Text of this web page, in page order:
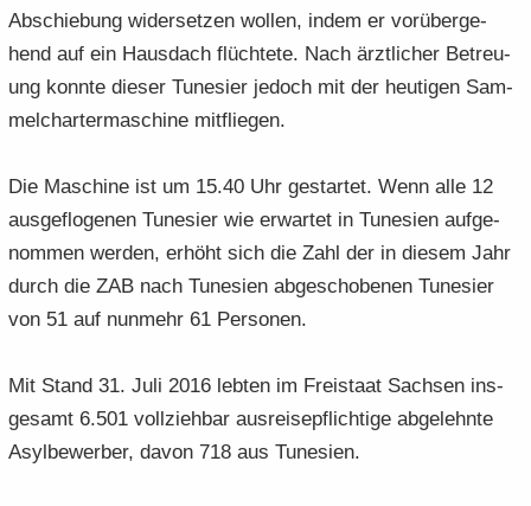
Ab­schie­bung wi­der­set­zen wol­len, indem er vor­über­ge­
hend auf ein Haus­dach flüch­te­te. Nach ärzt­li­cher Be­treu­
ung konn­te die­ser Tu­ne­si­er je­doch mit der heu­ti­gen Sam­
mel­char­ter­ma­schi­ne mit­flie­gen.
Die Ma­schi­ne ist um 15.40 Uhr ge­star­tet. Wenn alle 12
aus­ge­flo­ge­nen Tu­ne­si­er wie er­war­tet in Tu­ne­si­en auf­ge­
nom­men wer­den, er­höht sich die Zahl der in die­sem Jahr
durch die ZAB nach Tu­ne­si­en ab­ge­scho­be­nen Tu­ne­si­er
von 51 auf nun­mehr 61 Per­so­nen.
Mit Stand 31. Juli 2016 leb­ten im Frei­staat Sach­sen ins­
ge­samt 6.501 voll­zieh­bar aus­rei­se­pflich­ti­ge ab­ge­lehn­te
Asyl­be­wer­ber, davon 718 aus Tu­ne­si­en.